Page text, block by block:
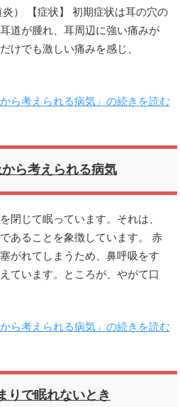
） 【症状】 初期症状は耳の穴の
道が腫れ、耳周辺に強い痛みが
けでも激しい痛みを感じ、
ら考えられる病気」の続きを読む
ら考えられる病気
閉じて眠っています。それは、
あることを象徴しています。 赤
がれてしまうため、鼻呼吸をす
ています。ところが、やがて口
から考えられる病気」の続きを読む
りで眠れないとき